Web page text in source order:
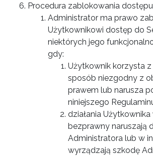
Procedura zablokowania dostępu
Administrator ma prawo
Użytkownikowi dostęp do
niektórych jego
gdy:
Użytkownik korzysta z
sposób niezgodny z
prawem lub narusza
niniejszego
działania
bezprawny naruszają
Administratora lub w
wyrządzają szkodę